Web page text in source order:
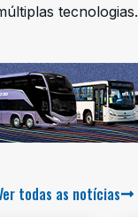
tecnologias.
todas as notícias